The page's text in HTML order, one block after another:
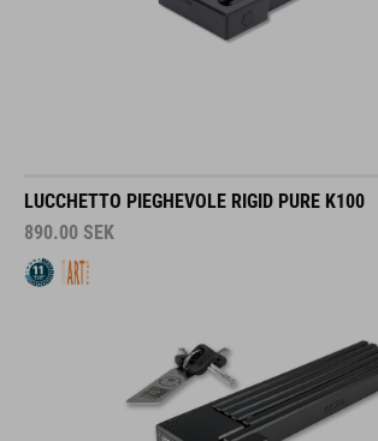
LUCCHETTO PIEGHEVOLE RIGID PURE K100
890.00 SEK